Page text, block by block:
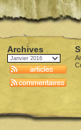
Archives